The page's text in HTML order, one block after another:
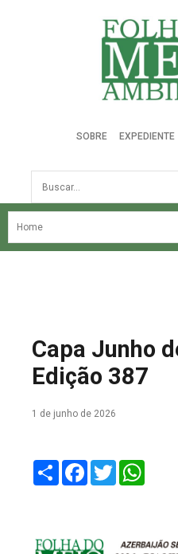
Folha do
SOBRE EXPEDIENTE
Busca
NOSSA HISTÓRIA
COLUNA DO MEIO
FALE CONOSCO
Capa Junho
Edição 387
1 de junho de 2026
ShareFacebook
Twitter